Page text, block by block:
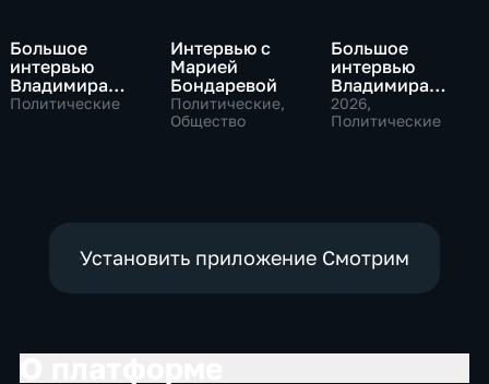
Большое
интервью
Владимира
Путина Сергею
Политические
Интервью с
Марией
Бондаревой
Политические,
Общество
Большое
интервью
Владимира
Соловьева
Роджеру
2026,
Политические
Установить приложение Смотрим